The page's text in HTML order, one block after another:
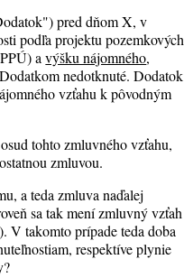
pred dňom X, v
podľa projektu pozemkových
avýšku nájomného,
nedotknuté. Dodatok
vzťahu k pôvodným
tohto zmluvného vzťahu,
zmluvou.
a teda zmluva naďalej
sa tak mení zmluvný vzťah
V takomto prípade teda doba
respektíve plynie